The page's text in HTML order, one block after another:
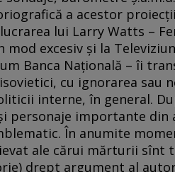
a acestor
lui Larry Watts –
mod excesiv şi la
Banca Naţională – îi
cu ignorarea sau
interne, în general.
personaje importante din
În anumite
ale cărui mărturii sînt
drept argument al